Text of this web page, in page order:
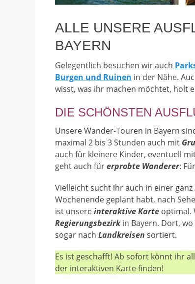
ALLE UNSERE
BAYERN
Gelegentlich besuchen wir auch
Burgen und Ruinen in der Nähe.
wisst, was ihr machen möchtet, holt
DIE SCHÖNSTEN
Unsere Wander-Touren in Bayern
maximal 2 bis 3 Stunden auch mit
auch für kleinere Kinder, eventuell
geht auch fürerprobte Wanderer:
Vielleicht sucht ihr auch in einer ganz
Wochenende geplant habt, nach
ist unsereinteraktive Karte optimal.
Regierungsbezirkin Bayern. Dort,
sogar nach Landkreisen sortiert.
Es ist geschafft! Ab sofort könnt ihr
der interaktiven Karte finden!